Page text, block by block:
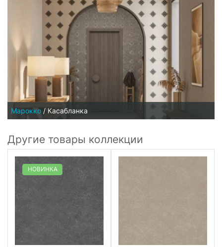
Марокко / Касабланка
Другие товары коллекции
НОВИНКА